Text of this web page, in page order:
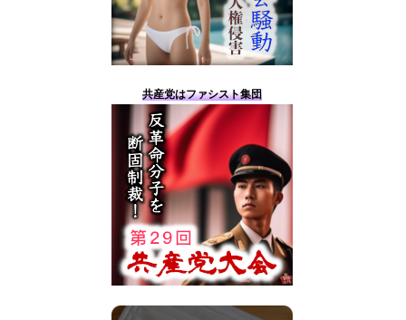
共産党はファシスト集団